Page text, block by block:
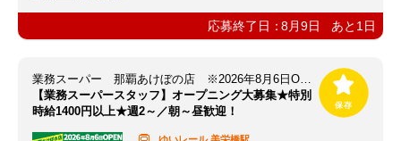
応募終了日：8月9日 あと 1 日
業務スーパー 那覇あけぼの店 ※2026年8月6日OPEN
【業務スーパースタッフ】オープニング大募集★特別
時給1400円以上★週2～／朝～昼歓迎！